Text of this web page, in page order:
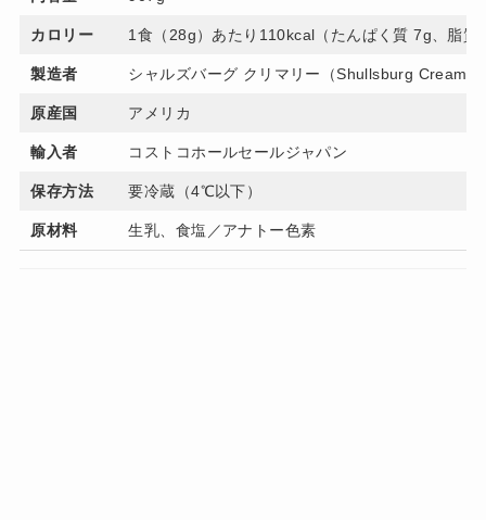
カロリー 1食（28g）あたり110kcal（たんぱく質 7g、脂
製造者 シャルズバーグ クリマリー（Shullsburg
原産国 アメリカ
輸入者 コストコホールセールジャパン
保存方法 要冷蔵（4℃以下）
原材料 生乳、食塩／アナトー色素